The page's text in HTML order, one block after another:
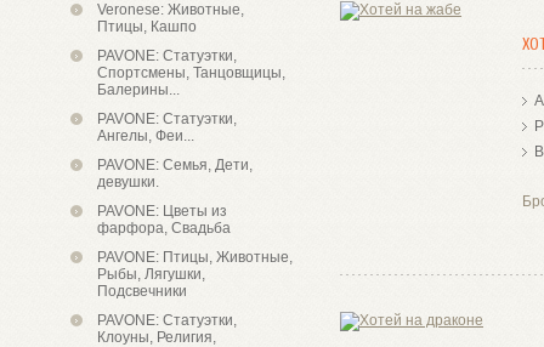
Veronese: Животные,
Птицы, Кашпо
PAVONE: Статуэтки,
Спортсмены, Танцовщицы,
Балерины...
PAVONE: Статуэтки,
Ангелы, Феи...
PAVONE: Семья, Дети,
девушки.
PAVONE: Цветы из
фарфора, Свадьба
PAVONE: Птицы, Животные,
Рыбы, Лягушки,
Подсвечники
PAVONE: Статуэтки,
Клоуны, Религия,